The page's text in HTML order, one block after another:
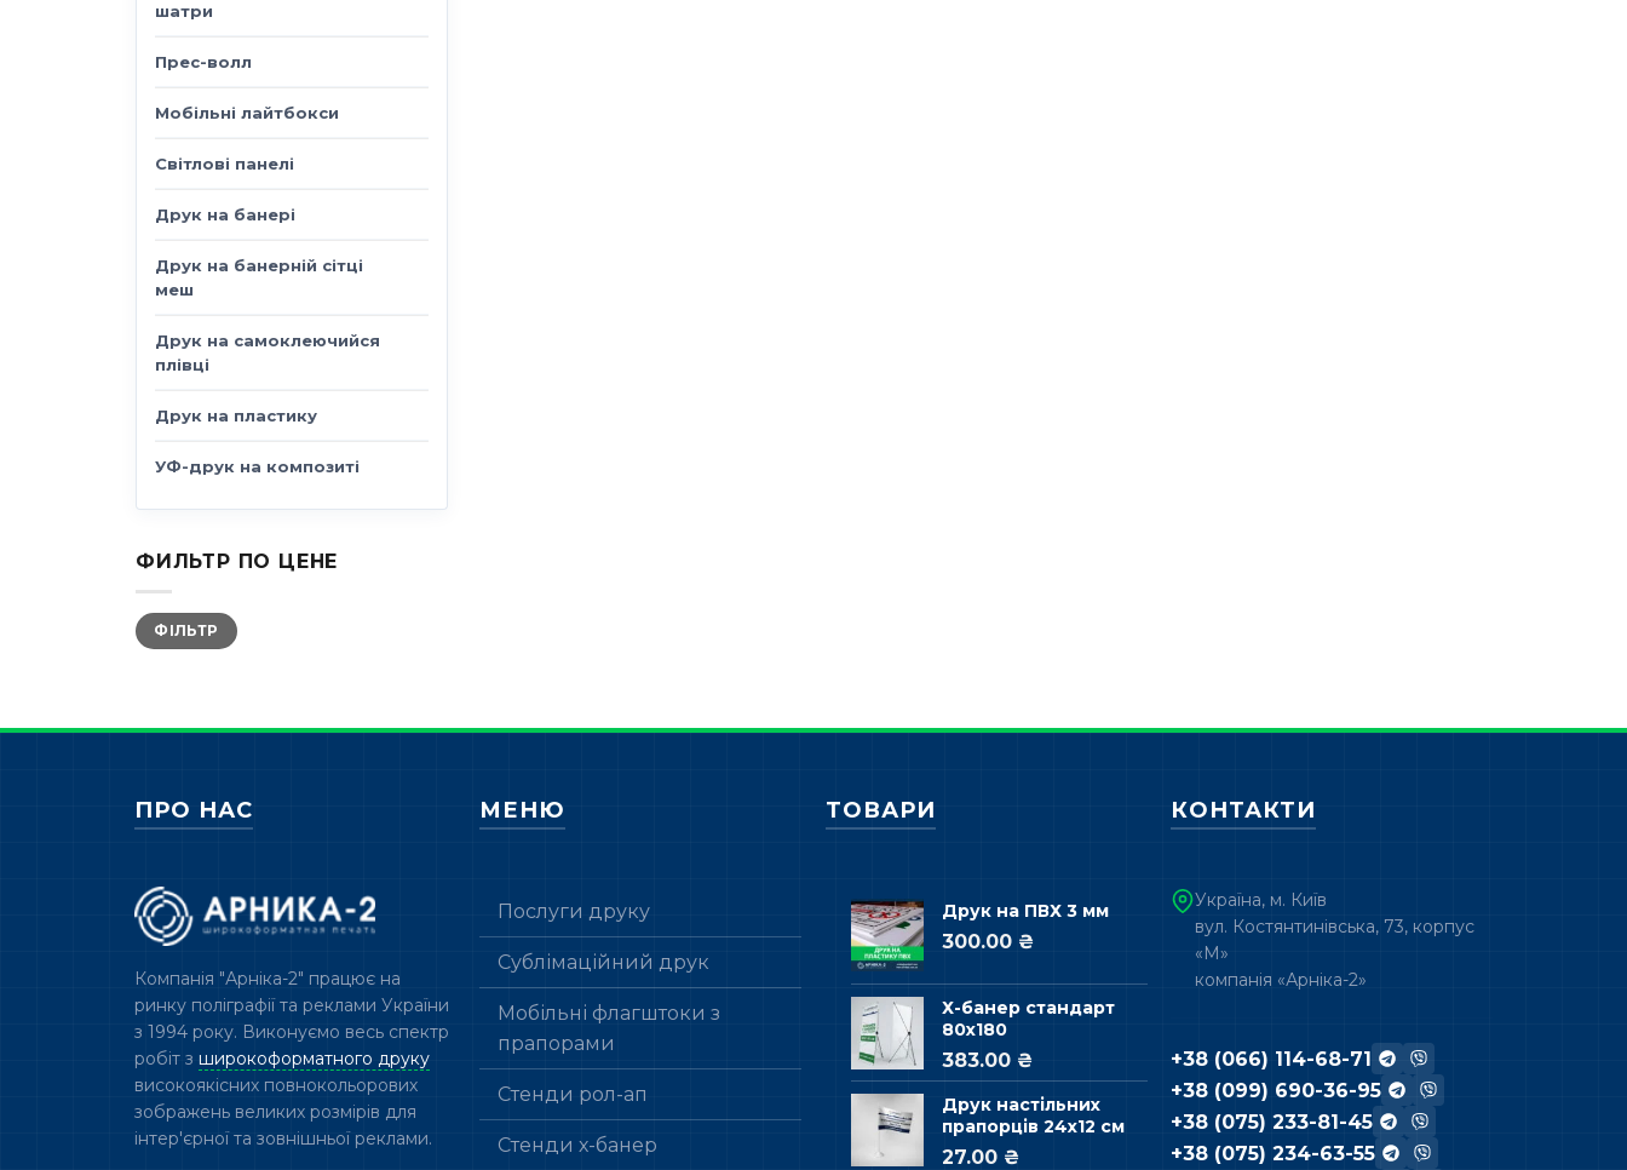
шатри
Прес-волл
Мобільні лайтбокси
Світлові панелі
Друк на банері
Друк на банерній сітці
меш
Друк на самоклеючийся
плівці
Друк на пластику
УФ-друк на композиті
ФИЛЬТР ПО ЦЕНЕ
Мінімальна
ціна
Найбільша
цінаФІЛЬТР
ПРО НАС
Компанія "Арніка-2" працює на
ринку поліграфії та реклами України
з 1994 року. Виконуємо весь спектр
робіт з широкоформатного друку
високоякісних повнокольорових
зображень великих розмірів для
інтер'єрної та зовнішньої реклами.
МЕНЮ
Послуги друку
Сублімаційний друк
Мобільні флагштоки з
прапорами
Стенди рол-ап
Стенди х-банер
ТОВАРИ
Друк на ПВХ 3 мм
300.00 ₴
Х-банер стандарт
80х180
383.00 ₴
Друк настільних
прапорців 24х12 см
27.00 ₴
КОНТАКТИ
Україна, м. Київ
вул. Костянтинівська, 73, корпус
«М»
компанія «Арніка-2»
+38 (066) 114-68-71
+38 (099) 690-36-95
+38 (075) 233-81-45
+38 (075) 234-63-55